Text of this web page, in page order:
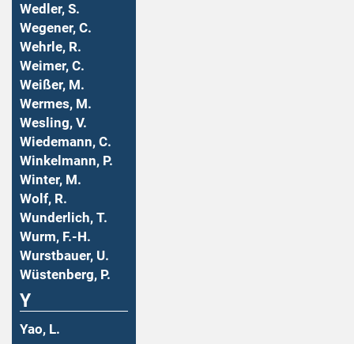
Wedler, S.
Wegener, C.
Wehrle, R.
Weimer, C.
Weißer, M.
Wermes, M.
Wesling, V.
Wiedemann, C.
Winkelmann, P.
Winter, M.
Wolf, R.
Wunderlich, T.
Wurm, F.-H.
Wurstbauer, U.
Wüstenberg, P.
Y
Yao, L.